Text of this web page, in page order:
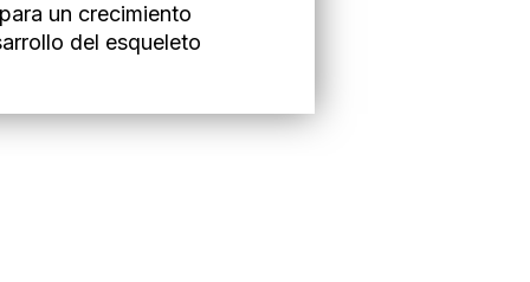
un crecimiento
del esqueleto